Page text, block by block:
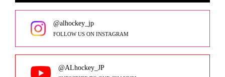
@alhockey_jp
FOLLOW US ON INSTAGRAM
@ALhockey_JP